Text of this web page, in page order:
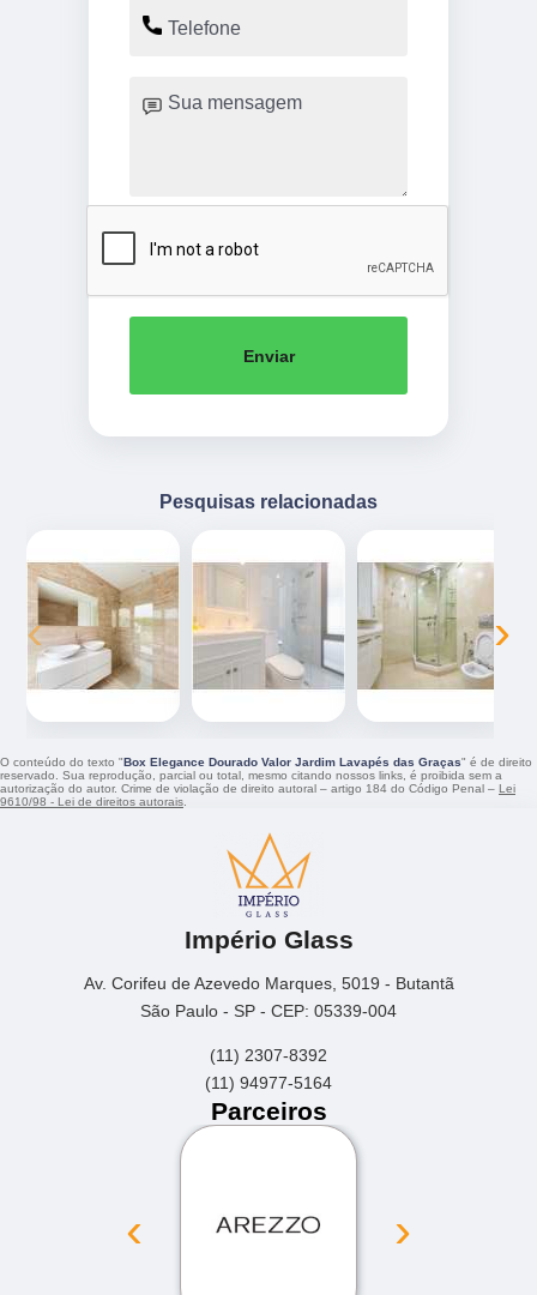
Enviar
Pesquisas relacionadas
‹ ›
O conteúdo do texto "Box Elegance Dourado Valor Jardim Lavapés das Graças" é de direito
reservado. Sua reprodução, parcial ou total, mesmo citando nossos links, é proibida sem a
autorização do autor. Crime de violação de direito autoral – artigo 184 do Código Penal – Lei
9610/98 - Lei de direitos autorais
Império Glass
Av. Corifeu de Azevedo Marques, 5019 - Butantã
São Paulo - SP - CEP: 05339-004
(11) 2307-8392
(11) 94977-5164
Parceiros
‹ ›